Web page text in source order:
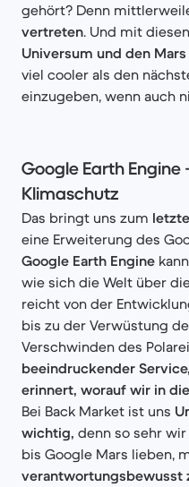
gehört? Denn
vertreten. Und mit
Universum und den
viel cooler als den
einzugeben, wenn auch
Google Earth Engine
Klimaschutz
Das bringt uns zum
eine Erweiterung des
Google Earth Engine
wie sich die Welt über
reicht von der
bis zu der Verwüstung
Verschwinden des
beeindruckender
erinnert, worauf wir in
Bei Back Market ist uns
wichtig, denn so sehr wir
bis Google Mars lieben,
verantwortungsbewusst